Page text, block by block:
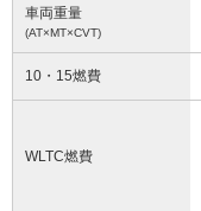
車両重量
(AT×MT×CVT)
10・15燃費
WLTC燃費